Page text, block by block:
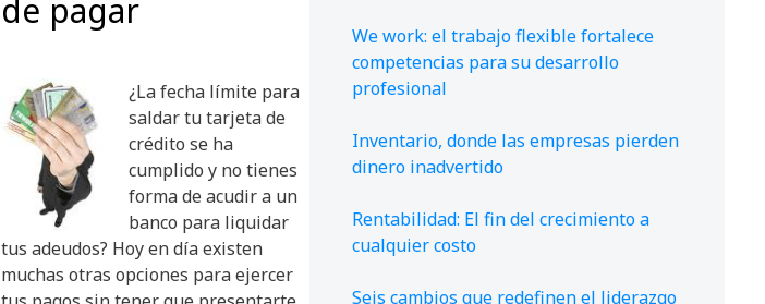
de pagar
¿La fecha límite para
saldar tu tarjeta de
crédito se ha
cumplido y no tienes
forma de acudir a un
banco para liquidar
tus adeudos? Hoy en día existen
muchas otras opciones para ejercer
We work: el trabajo flexible fortalece
competencias para su desarrollo
profesional
Inventario, donde las empresas pierden
dinero inadvertido
Rentabilidad: El fin del crecimiento a
cualquier costo
Seis cambios que redefinen el liderazgo